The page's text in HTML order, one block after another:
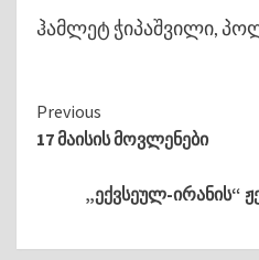
ჰამლეტ ჭიპაშვილი,
Continue
Reading
Previous
17 მაისის მოვლენები
„ექვსეულ-ირანის“